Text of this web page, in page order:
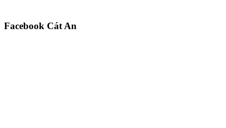
Facebook Cát An